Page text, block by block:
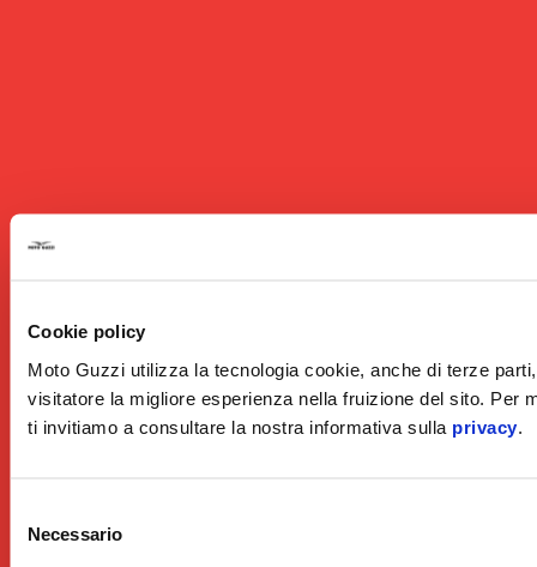
Cookie policy
Moto Guzzi utilizza la tecnologia cookie, anche di terze
visitatore la migliore esperienza nella fruizione del sito. Per
ti invitiamo a consultare la nostra informativa sulla privacy
delNecessario